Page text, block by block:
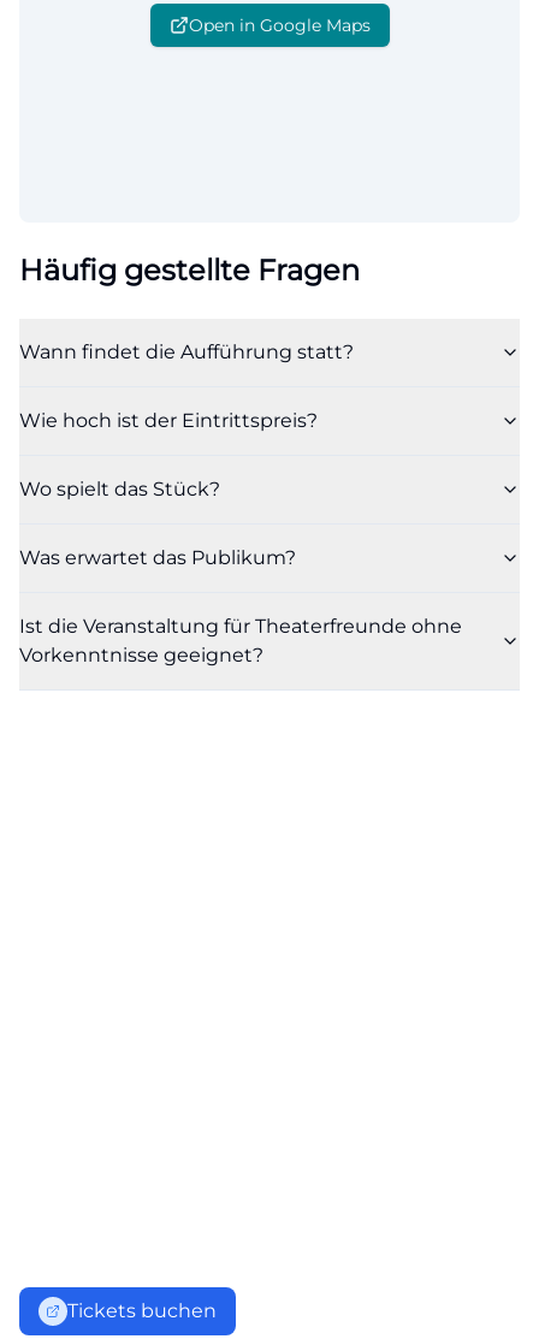
Open in Google Maps
Häufig gestellte Fragen
Wann findet die Aufführung statt?
Wie hoch ist der Eintrittspreis?
Wo spielt das Stück?
Was erwartet das Publikum?
Ist die Veranstaltung für Theaterfreunde ohne
Vorkenntnisse geeignet?
Tickets buchen